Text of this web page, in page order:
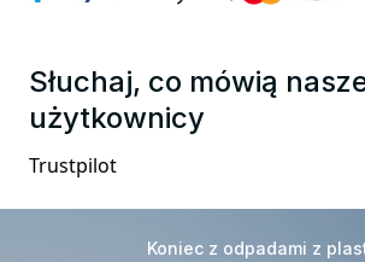
Słuchaj, co mówią
użytkownicy
Trustpilot
Koniec z odpadami z